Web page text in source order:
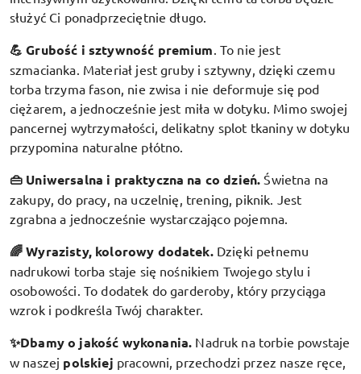
służyć Ci ponadprzeciętnie długo.
💪 Grubość i sztywność premium. To nie jest
szmacianka. Materiał jest gruby i sztywny, dzięki czemu
torba trzyma fason, nie zwisa i nie deformuje się pod
ciężarem, a jednocześnie jest miła w dotyku. Mimo swojej
pancernej wytrzymałości, delikatny splot tkaniny w dotyku
przypomina naturalne płótno.
👜 Uniwersalna i praktyczna na co dzień. Świetna na
zakupy, do pracy, na uczelnię, trening, piknik. Jest
zgrabna a jednocześnie wystarczająco pojemna.
🌈 Wyrazisty, kolorowy dodatek. Dzięki pełnemu
nadrukowi torba staje się nośnikiem Twojego stylu i
osobowości. To dodatek do garderoby, który przyciąga
wzrok i podkreśla Twój charakter.
✨Dbamy o jakość wykonania. Nadruk na torbie powstaje
w naszej polskiej pracowni, przechodzi przez nasze ręce,